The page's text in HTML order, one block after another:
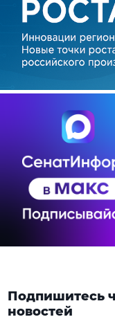
Подпишитесь
новостей